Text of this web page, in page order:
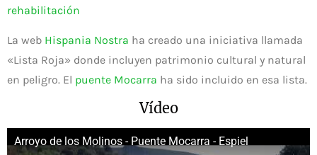
rehabilitación
La web Hispania Nostra ha creado una iniciativa llamada
«Lista Roja» donde incluyen patrimonio cultural y natural
en peligro. El puente Mocarra ha sido incluido en esa lista.
Vídeo
Arroyo de los Molinos - Puente Mocarra - Espiel